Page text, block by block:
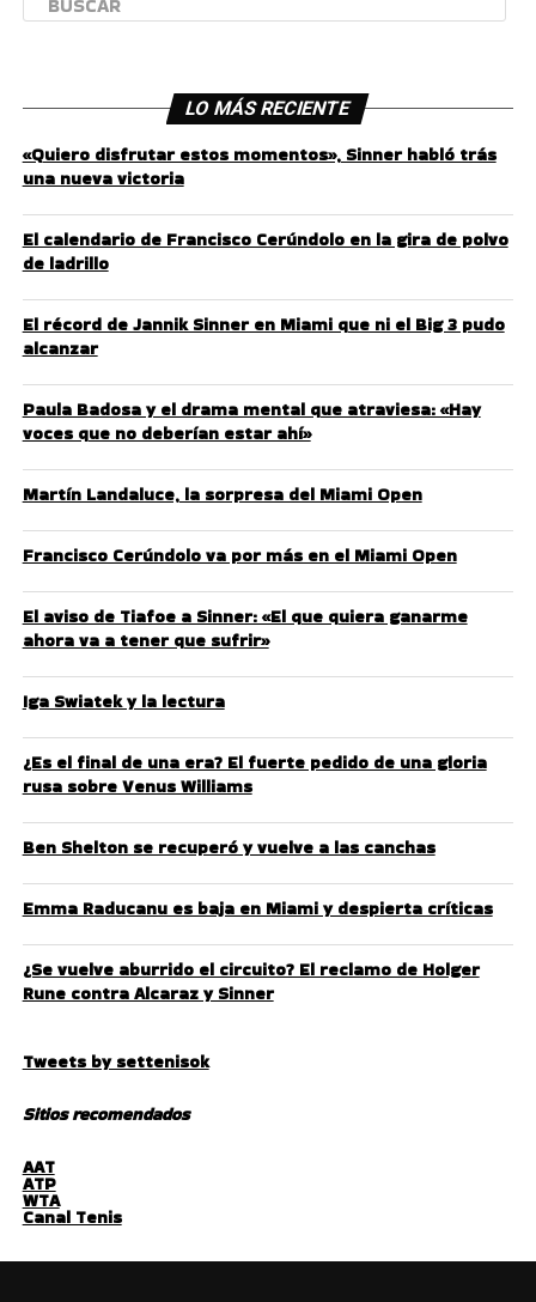
LO MÁS RECIENTE
«Quiero disfrutar estos momentos», Sinner habló trás
una nueva victoria
El calendario de Francisco Cerúndolo en la gira de polvo
de ladrillo
El récord de Jannik Sinner en Miami que ni el Big 3 pudo
alcanzar
Paula Badosa y el drama mental que atraviesa: «Hay
voces que no deberían estar ahí»
Martín Landaluce, la sorpresa del Miami Open
Francisco Cerúndolo va por más en el Miami Open
El aviso de Tiafoe a Sinner: «El que quiera ganarme
ahora va a tener que sufrir»
Iga Swiatek y la lectura
¿Es el final de una era? El fuerte pedido de una gloria
rusa sobre Venus Williams
Ben Shelton se recuperó y vuelve a las canchas
Emma Raducanu es baja en Miami y despierta críticas
¿Se vuelve aburrido el circuito? El reclamo de Holger
Rune contra Alcaraz y Sinner
Tweets by settenisok
Sitios recomendados
AAT
ATP
WTA
Canal Tenis